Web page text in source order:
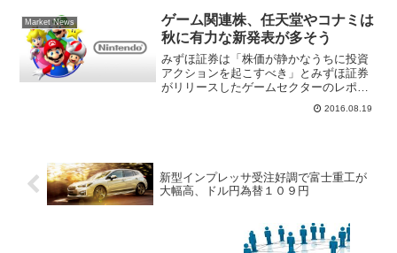
Market News
ゲーム関連株、任天堂やコナミは
秋に有力な新発表が多そう
みずほ証券は「株価が静かなうちに投資
アクションを起こすべき」とみずほ証券
がリリースしたゲームセクターのレポー
トでは、多くのゲームイベントが開催さ
れる季節を迎え、ニュースフローがセク
2016.08.19
新型インプレッサ受注好調で富士重工が
大幅高、ドル円為替１０９円